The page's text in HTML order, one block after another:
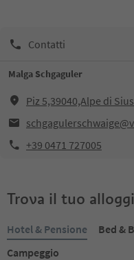
Contatti
Malga Schgaguler
Piz 5,39040,Alpe di
+39 0471 727005
Trova il tuo
Hotel & Pensione Bed &
Campeggio